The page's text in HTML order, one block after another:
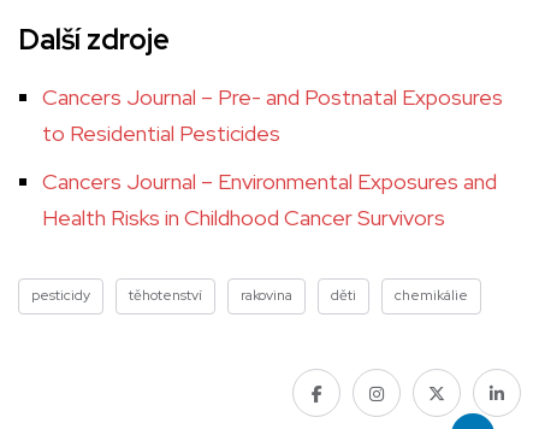
Další zdroje
Cancers Journal – Pre- and Postnatal Exposures
to Residential Pesticides
Cancers Journal – Environmental Exposures and
Health Risks in Childhood Cancer Survivors
pesticidy těhotenství rakovina děti chemikálie